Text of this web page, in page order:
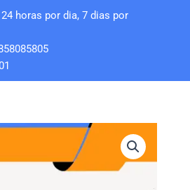
horas por dia, 7 dias por